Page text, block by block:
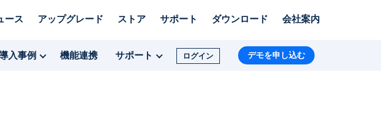
ース アップグレード ストア サポート ダウンロード 会社案内
入事例 機能連携 サポート ログイン デモを申し込む